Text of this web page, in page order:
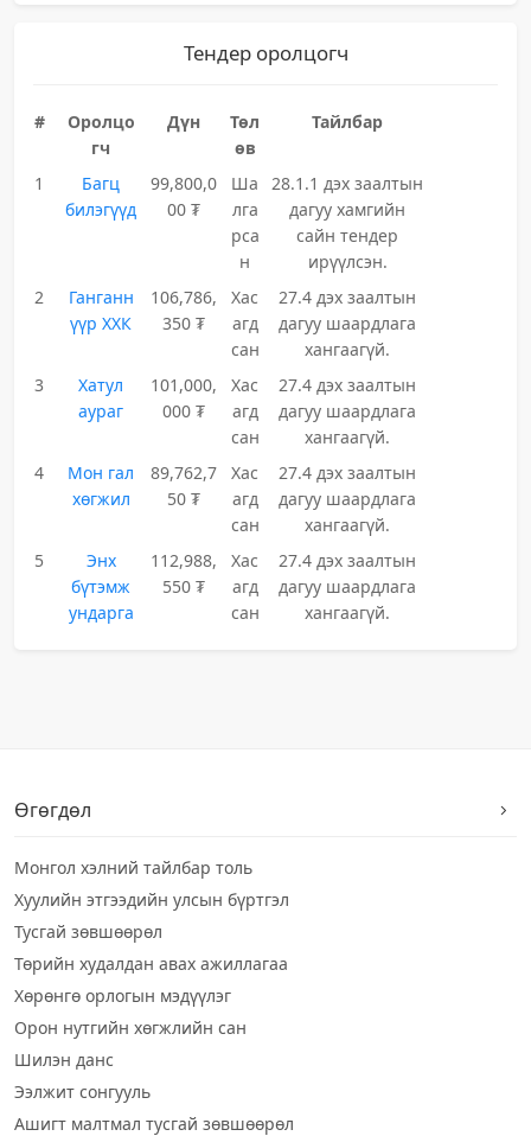
Тендер оролцогч
#
Оролцо
гч
Дүн
Төл
өв
Тайлбар
1
Багц
билэгүүд
99,800,0
00 ₮
Ша
лга
рса
н
28.1.1 дэх заалтын
дагуу хамгийн
сайн тендер
ирүүлсэн.
2
Ганганн
үүр ХХК
106,786,
350 ₮
Хас
агд
сан
27.4 дэх заалтын
дагуу шаардлага
хангаагүй.
3
Хатул
аураг
101,000,
000 ₮
Хас
агд
сан
27.4 дэх заалтын
дагуу шаардлага
хангаагүй.
4
Мон гал
хөгжил
89,762,7
50 ₮
Хас
агд
сан
27.4 дэх заалтын
дагуу шаардлага
хангаагүй.
5
Энх
бүтэмж
ундарга
112,988,
550 ₮
Хас
агд
сан
27.4 дэх заалтын
дагуу шаардлага
хангаагүй.
Өгөгдөл
Монгол хэлний тайлбар толь
Хуулийн этгээдийн улсын бүртгэл
Тусгай зөвшөөрөл
Төрийн худалдан авах ажиллагаа
Хөрөнгө орлогын мэдүүлэг
Орон нутгийн хөгжлийн сан
Шилэн данс
Ээлжит сонгууль
Ашигт малтмал тусгай зөвшөөрөл